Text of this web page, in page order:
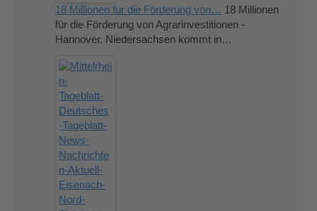
18 Millionen für die Förderung von… 18 Millionen
für die Förderung von Agrarinvestitionen -
Hannover. Niedersachsen kommt in…